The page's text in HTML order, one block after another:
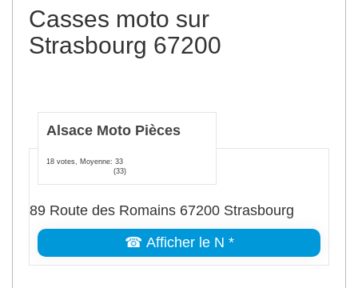
Casses moto sur
Strasbourg 67200
Alsace Moto Pièces
18 votes, Moyenne: 33
(33)
89 Route des Romains 67200 Strasbourg
☎ Afficher le N *